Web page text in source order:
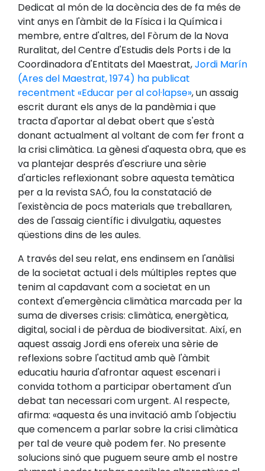
Dedicat al món de la docència des de fa més de
vint anys en l'àmbit de la Física i la Química i
membre, entre d'altres, del Fòrum de la Nova
Ruralitat, del Centre d'Estudis dels Ports i de la
Coordinadora d'Entitats del Maestrat,Jordi Marín
(Ares del Maestrat, 1974) ha publicat
recentment «Educar per al col·lapse», un assaig
escrit durant els anys de la pandèmia i que
tracta d'aportar al debat obert que s'està
donant actualment al voltant de com fer front a
la crisi climàtica. La gènesi d'aquesta obra, que es
va plantejar després d'escriure una sèrie
d'articles reflexionant sobre aquesta temàtica
per a la revista SAÓ, fou la constatació de
l'existència de pocs materials que treballaren,
des de l'assaig científic i divulgatiu, aquestes
qüestions dins de les aules.
A través del seu relat, ens endinsem en l'anàlisi
de la societat actual i dels múltiples reptes que
tenim al capdavant com a societat en un
context d'emergència climàtica marcada per la
suma de diverses crisis: climàtica, energètica,
digital, social i de pèrdua de biodiversitat. Així, en
aquest assaig Jordi ens ofereix una sèrie de
reflexions sobre l'actitud amb què l'àmbit
educatiu hauria d'afrontar aquest escenari i
convida tothom a participar obertament d'un
debat tan necessari com urgent. Al respecte,
afirma: «aquesta és una invitació amb l'objectiu
que comencem a parlar sobre la crisi climàtica
per tal de veure què podem fer. No presente
solucions sinó que puguem seure amb el nostre